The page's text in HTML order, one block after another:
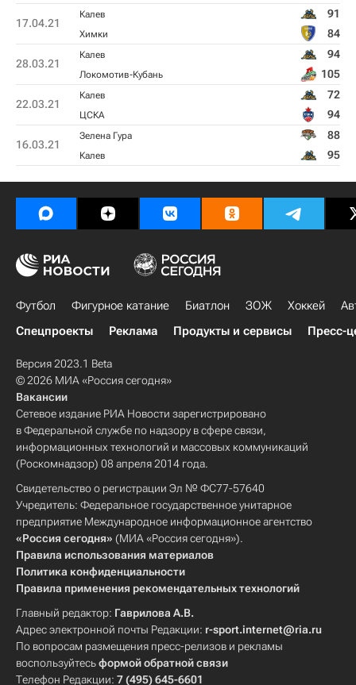
17.04.21
Калев 91
Химки 84
28.03.21
Калев 94
Локомотив-Кубань 105
22.03.21
Калев 72
ЦСКА 94
16.03.21
Зелена Гура 88
Калев 95
Футбол Фигурное катание Биатлон ЗОЖ Хоккей
Спецпроекты
Реклама Продукты и сервисы Пресс-
Версия 2023.1 Beta
© 2026 МИА «Россия сегодня»
Вакансии
Сетевое издание РИА Новости зарегистрировано
в Федеральной службе по надзору в сфере связи,
информационных технологий и массовых коммуникаций
(Роскомнадзор) 08 апреля 2014 года.
Свидетельство о регистрации Эл № ФС77-57640
Учредитель: Федеральное государственное унитарное
предприятие Международное информационное агентство
«Россия сегодня» (МИА «Россия сегодня»).
Правила использования материалов
Политика конфиденциальности
Правила применения рекомендательных технологий
Главный редактор: Гаврилова А.В.
Адрес электронной почты Редакции: r-sport.internet@ria.ru
По вопросам размещения пресс-релизов и рекламы
воспользуйтесьформой обратной связи
Телефон Редакции: 7 (495) 645-6601